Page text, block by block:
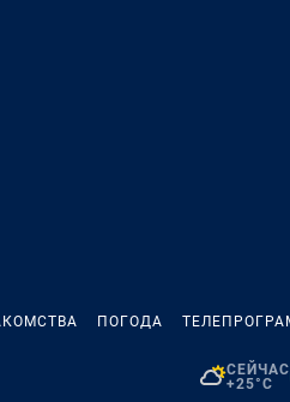
ПОГОДА
СЕЙЧАС
+25°C